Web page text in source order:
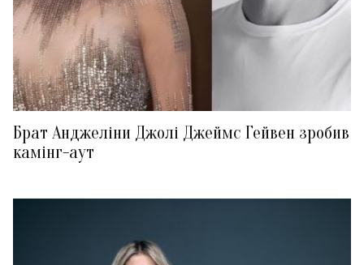
Брат Анджеліни Джолі Джеймс Гейвен зробив
камінг-аут